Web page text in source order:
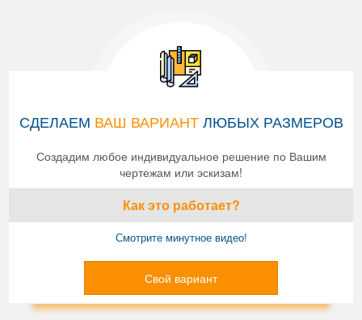
СДЕЛАЕМ ВАШ ВАРИАНТЛЮБЫХ РАЗМЕРОВ
Создадим любое индивидуальное решение по Вашим
чертежам или эскизам!
Как это работает?
Смотрите минутное видео!
Свой вариант